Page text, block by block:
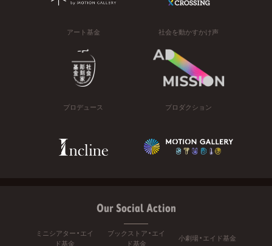
アート基金 社会を動かすかけ声
プロデュース プロダクション
Our Social Action
ミニシアター・エイ
ド基金
ブックストア・エイ
ド基金
小劇場・エイド基金